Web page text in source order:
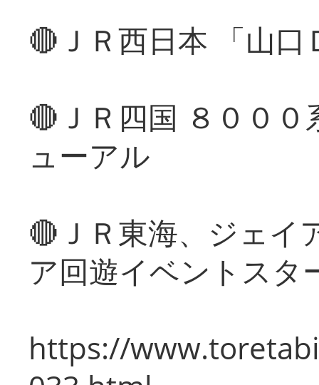
🔴ＪＲ西日本 「山
🔴ＪＲ四国 ８００
ューアル
🔴ＪＲ東海、ジェイ
ア回遊イベントスタ
https://